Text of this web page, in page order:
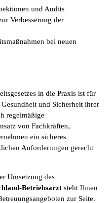
und Audits
Verbesserung der
bei neuen
in die Praxis ist für
und Sicherheit ihrer
regelmäßige
von Fachkräften,
ein sicheres
Anforderungen gerecht
Umsetzung des
Betriebsarzt steht Ihnen
zur Seite.